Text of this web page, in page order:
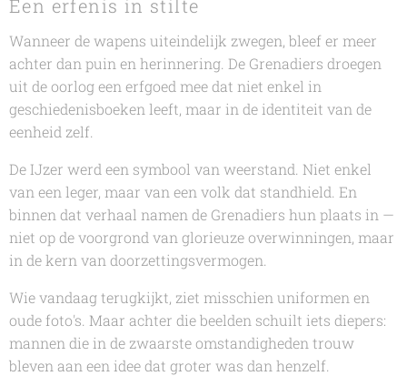
Een erfenis in stilte
Wanneer de wapens uiteindelijk zwegen, bleef er meer
achter dan puin en herinnering. De Grenadiers droegen
uit de oorlog een erfgoed mee dat niet enkel in
geschiedenisboeken leeft, maar in de identiteit van de
eenheid zelf.
De IJzer werd een symbool van weerstand. Niet enkel
van een leger, maar van een volk dat standhield. En
binnen dat verhaal namen de Grenadiers hun plaats in —
niet op de voorgrond van glorieuze overwinningen, maar
in de kern van doorzettingsvermogen.
Wie vandaag terugkijkt, ziet misschien uniformen en
oude foto's. Maar achter die beelden schuilt iets diepers:
mannen die in de zwaarste omstandigheden trouw
bleven aan een idee dat groter was dan henzelf.